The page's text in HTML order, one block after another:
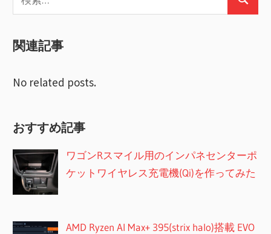
検
関連記事
No related posts.
おすすめ記事
ワゴンRスマイル用のインパネセンターポ
ケットワイヤレス充電機(Qi)を作ってみた
AMD Ryzen AI Max+ 395(strix halo)搭載 EVO